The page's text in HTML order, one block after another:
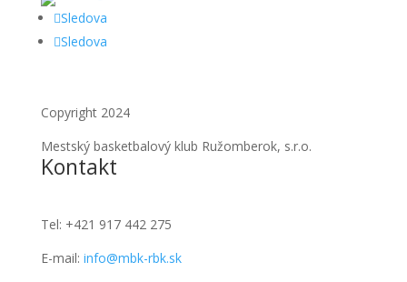
Sledova
Sledova
Copyright 2024
Mestský basketbalový klub Ružomberok, s.r.o.
Kontakt
Tel: +421 917 442 275
E-mail: info@mbk-rbk.sk